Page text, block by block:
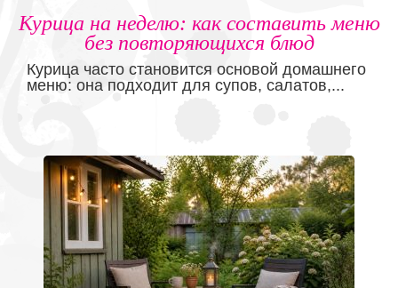
Курица на неделю: как составить меню
без повторяющихся блюд
Курица часто становится основой домашнего
меню: она подходит для супов, салатов,...